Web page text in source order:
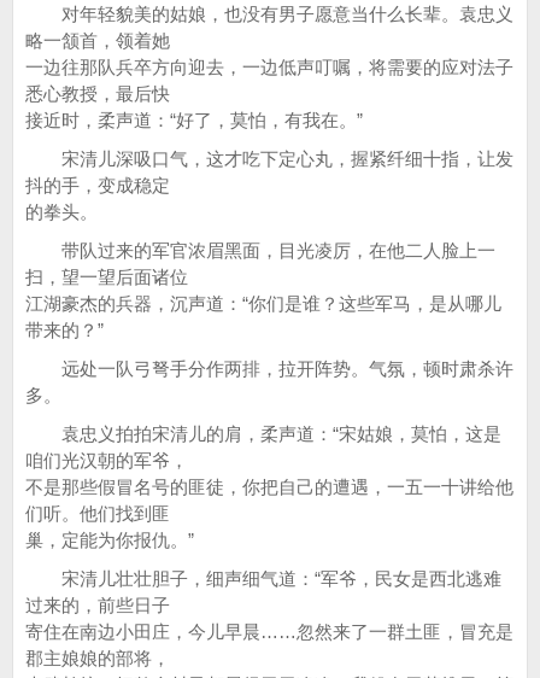
对年轻貌美的姑娘，也没有男子愿意当什么长辈。袁忠义
略一颔首，领着她
一边往那队兵卒方向迎去，一边低声叮嘱，将需要的应对法子
悉心教授，最后快
接近时，柔声道：“好了，莫怕，有我在。”
宋清儿深吸口气，这才吃下定心丸，握紧纤细十指，让发
抖的手，变成稳定
的拳头。
带队过来的军官浓眉黑面，目光凌厉，在他二人脸上一
扫，望一望后面诸位
江湖豪杰的兵器，沉声道：“你们是谁？这些军马，是从哪儿
带来的？”
远处一队弓弩手分作两排，拉开阵势。气氛，顿时肃杀许
多。
袁忠义拍拍宋清儿的肩，柔声道：“宋姑娘，莫怕，这是
咱们光汉朝的军爷，
不是那些假冒名号的匪徒，你把自己的遭遇，一五一十讲给他
们听。他们找到匪
巢，定能为你报仇。”
宋清儿壮壮胆子，细声细气道：“军爷，民女是西北逃难
过来的，前些日子
寄住在南边小田庄，今儿早晨……忽然来了一群土匪，冒充是
郡主娘娘的部将，